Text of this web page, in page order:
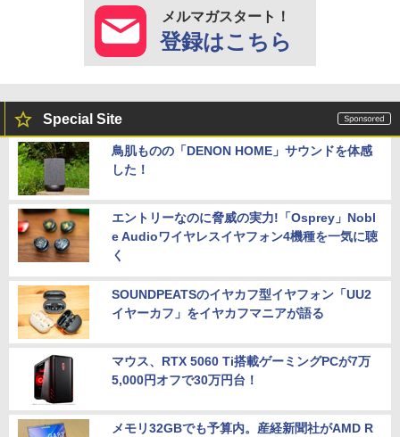
メルマガスタート！
登録はこちら
Special Site
鳥肌ものの「DENON HOME」サウンドを体感
した！
エントリーなのに脅威の実力!「Osprey」Nobl
e Audioワイヤレスイヤフォン4機種を一気に聴
く
SOUNDPEATSのイヤカフ型イヤフォン「UU2
イヤーカフ」をイヤカフマニアが語る
マウス、RTX 5060 Ti搭載ゲーミングPCが7万
5,000円オフで30万円台！
メモリ32GBでも予算内。産経新聞社がAMD R